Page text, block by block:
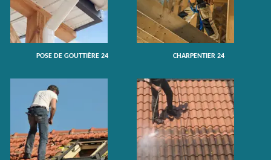
POSE DE GOUTTIÈRE 24 CHARPENTIER 24